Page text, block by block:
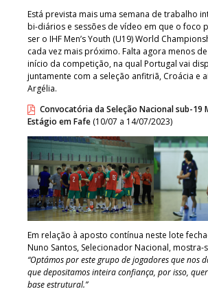
Está prevista mais uma semana de trabalho
bi-diários e sessões de vídeo em que o foco
ser o IHF Men’s Youth (U19) World
cada vez mais próximo. Falta agora menos
início da competição, na qual Portugal vai
juntamente com a seleção anfitriã, Croácia e
Argélia.
Convocatória da Seleção Nacional sub-19
Estágio em Fafe (10/07 a 14/07/2023)
Em relação à aposto contínua neste lote
Nuno Santos, Selecionador Nacional, mostra-
“Optámos por este grupo de jogadores que nos
que depositamos inteira confiança, por isso,
base estrutural.”